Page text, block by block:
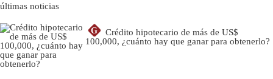
últimas noticias
G
Crédito hipotecario de más de US$
100,000, ¿cuánto hay que ganar para obtenerlo?